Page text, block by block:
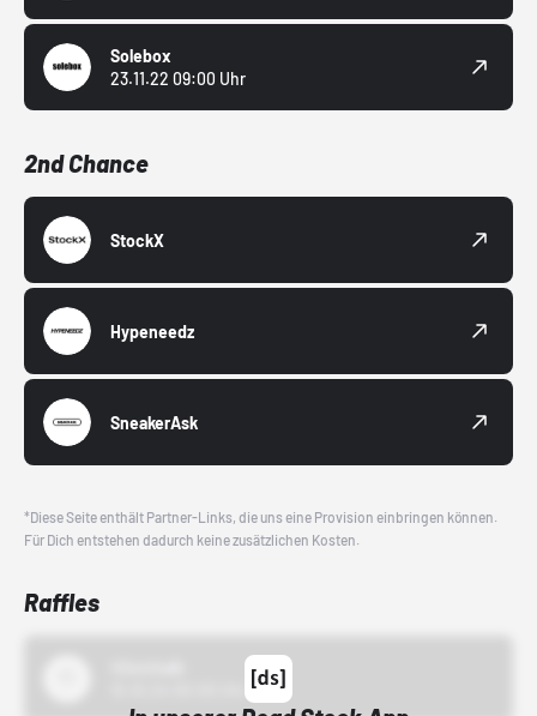
Solebox
23.11.22 09:00 Uhr
2nd Chance
StockX
Hypeneedz
SneakerAsk
*Diese Seite enthält Partner-Links, die uns eine Provision einbringen können.
Für Dich entstehen dadurch keine zusätzlichen Kosten.
Raffles